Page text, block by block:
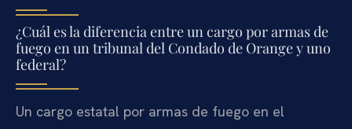
¿Cuál es la diferencia entre un cargo por armas de
fuego en un tribunal del Condado de Orange y uno
federal?
Un cargo estatal por armas de fuego en el